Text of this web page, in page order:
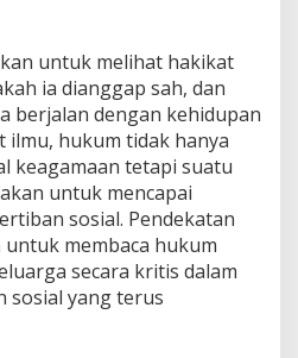
untuk melihat hakikat
ia dianggap sah, dan
berjalan dengan kehidupan
ilmu, hukum tidak hanya
keagamaan tetapi suatu
untuk mencapai
sosial. Pendekatan
membaca hukum
secara kritis dalam
sosial yang terus